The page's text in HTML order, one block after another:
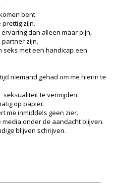
bent.
zijn.
dan alleen maar pijn,
partner zijn.
seks met een handicap een
niemand gehad om me hierin te
te vermijden.
op papier.
me inmiddels geen zier.
onder de aandacht blijven.
blijven schrijven.